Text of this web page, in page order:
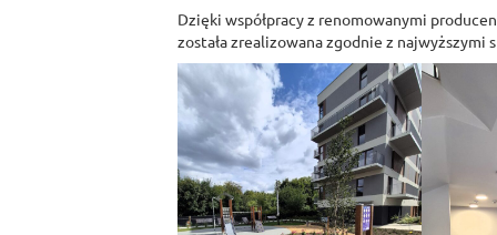
Dzięki współpracy z renomowanymi
została zrealizowana zgodnie z